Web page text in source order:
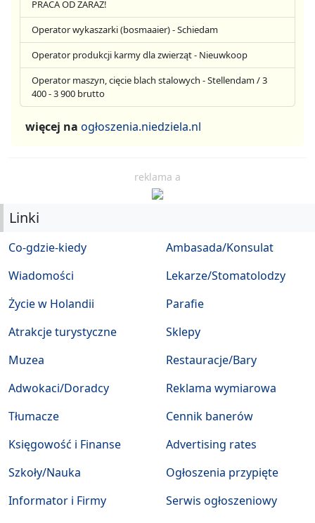
PRACA OD ZARAZ!
Operator wykaszarki (bosmaaier) - Schiedam
Operator produkcji karmy dla zwierząt - Nieuwkoop
Operator maszyn, cięcie blach stalowych - Stellendam / 3
400 - 3 900 brutto
więcej na ogłoszenia.niedziela.nl
reklama a
Linki
Co-gdzie-kiedy
Wiadomości
Życie w Holandii
Atrakcje turystyczne
Muzea
Ambasada/Konsulat
Lekarze/Stomatolodzy
Parafie
Sklepy
Restauracje/Bary
Adwokaci/Doradcy
Tłumacze
Księgowość i Finanse
Szkoły/Nauka
Informator i Firmy
Reklama wymiarowa
Cennik banerów
Advertising rates
Ogłoszenia przypięte
Serwis ogłoszeniowy